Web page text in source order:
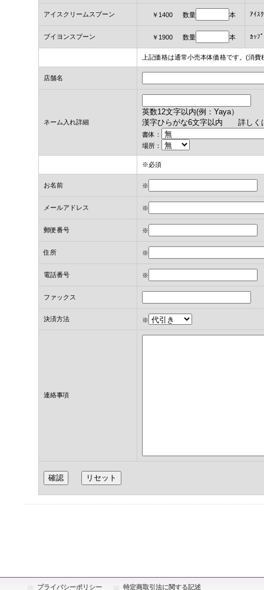
アイスクリームスプーン ￥1400 数量 本 ｱｲｽ
ブイヨンスプーン ￥1900 数量 本 ｶｯﾌ
上記価格は通常小売本体価格です。(消費
店舗名
ネーム入れ詳細
英数12文字以内(例：Yaya）
漢字ひらがな6文字以内 詳しく
書体：
場所：
※必須
お名前 ※
メールアドレス ※
郵便番号 ※
住所 ※
電話番号 ※
ファックス
決済方法 ※
連絡事項
プライバシーポリシー 特定商取引法に関する記述